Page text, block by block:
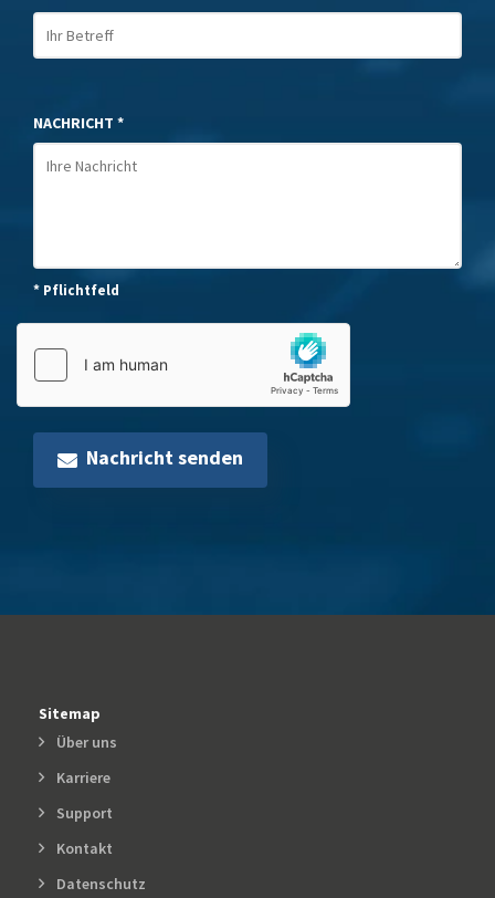
NACHRICHT *
* Pflichtfeld
Nachricht senden
Sitemap
Über uns
Karriere
Support
Kontakt
Datenschutz